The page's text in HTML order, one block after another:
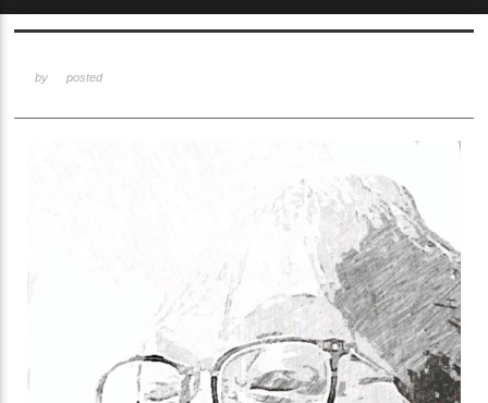
by posted
Sketchbook5, 스케치북5
Sketchbook5, 스케치북5